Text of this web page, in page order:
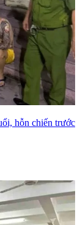
hỗn chiến trước